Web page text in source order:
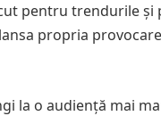
pentru trendurile și
propria
la o audiență mai